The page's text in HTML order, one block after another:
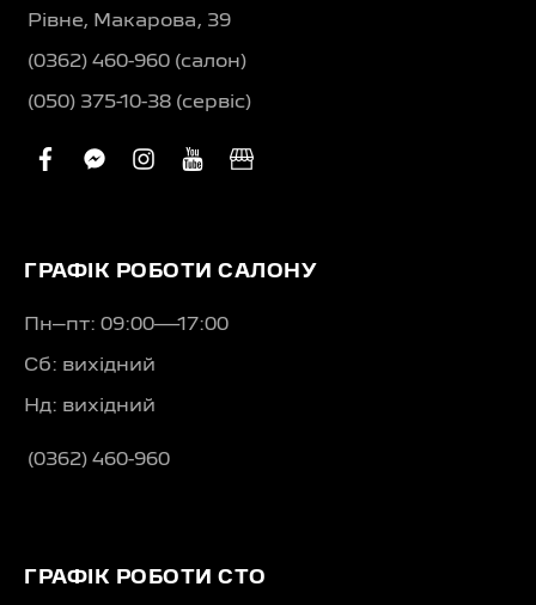
Рівне, Макарова, 39
(0362) 460-960 (салон)
(050) 375-10-38 (сервіс)
facebook
facebook-
instagram
youtube
business
ГРАФІК РОБОТИ САЛОНУ
Пн–пт: 09:00—17:00
Сб: вихідний
Нд: вихідний
(0362) 460-960
ГРАФІК РОБОТИ СТО